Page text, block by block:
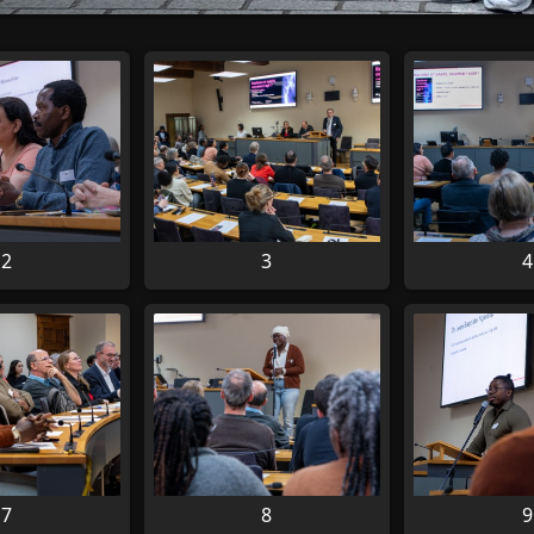
2 3 4
7 8 9